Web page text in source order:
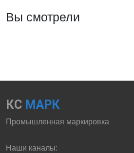
Вы смотрели
КС МАРК
Промышленная маркировка
Наши каналы: